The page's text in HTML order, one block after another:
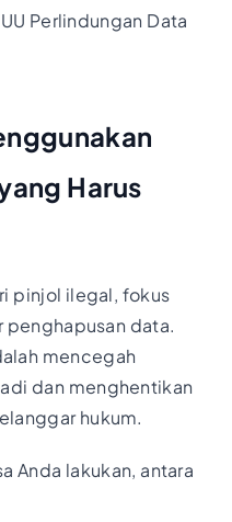
Perlindungan Data
Harus
pinjol ilegal, fokus
penghapusan data.
mencegah
dan menghentikan
hukum.
Anda lakukan, antara